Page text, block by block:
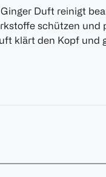
Duft reinigt
schützen und
klärt den Kopf und